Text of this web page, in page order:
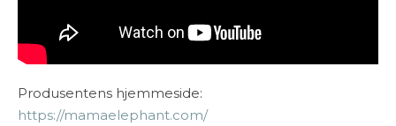
Produsentens hjemmeside:
https://mamaelephant.com/